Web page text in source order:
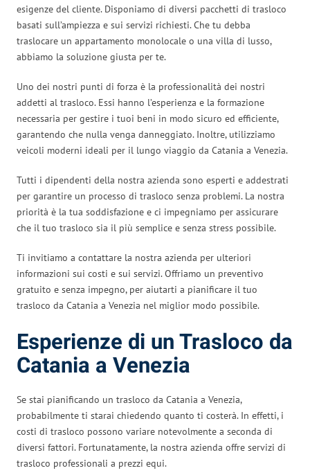
esigenze del cliente. Disponiamo di diversi pacchetti di trasloco
basati sull’ampiezza e sui servizi richiesti. Che tu debba
traslocare un appartamento monolocale o una villa di lusso,
abbiamo la soluzione giusta per te.
Uno dei nostri punti di forza è la professionalità dei nostri
addetti al trasloco. Essi hanno l’esperienza e la formazione
necessaria per gestire i tuoi beni in modo sicuro ed efficiente,
garantendo che nulla venga danneggiato. Inoltre, utilizziamo
veicoli moderni ideali per il lungo viaggio da Catania a Venezia.
Tutti i dipendenti della nostra azienda sono esperti e addestrati
per garantire un processo di trasloco senza problemi. La nostra
priorità è la tua soddisfazione e ci impegniamo per assicurare
che il tuo trasloco sia il più semplice e senza stress possibile.
Ti invitiamo a contattare la nostra azienda per ulteriori
informazioni sui costi e sui servizi. Offriamo un preventivo
gratuito e senza impegno, per aiutarti a pianificare il tuo
trasloco da Catania a Venezia nel miglior modo possibile.
Esperienze di un Trasloco da
Catania a Venezia
Se stai pianificando un trasloco da Catania a Venezia,
probabilmente ti starai chiedendo quanto ti costerà. In effetti, i
costi di trasloco possono variare notevolmente a seconda di
diversi fattori. Fortunatamente, la nostra azienda offre servizi di
trasloco professionali a prezzi equi.